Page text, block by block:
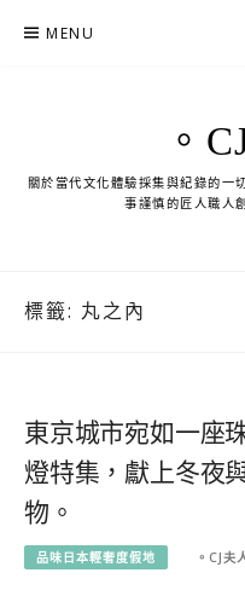
MENU
。
關於當代文化體驗採集與紀錄的一
事謹慎的匠人職人
標籤: 丸之內
東京城市宛如一座
燈特集，獻上冬夜
物。
品味日本輕奢度假地 。CJ夫